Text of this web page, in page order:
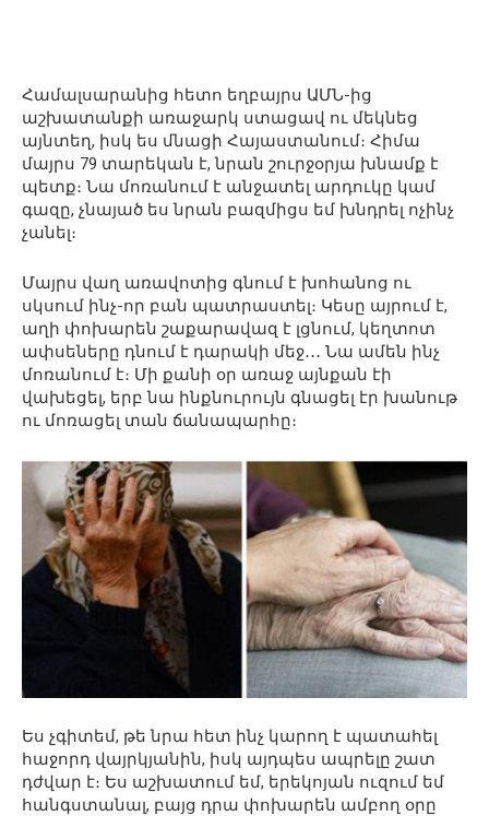
Համալսարանից հետո եղբայրս ԱՄՆ-ից
աշխատանքի առաջարկ ստացավ ու մեկնեց
այնտեղ, իսկ ես մնացի Հայաստանում։ Հիմա
մայրս 79 տարեկան է, նրան շուրջօրյա խնամք է
պետք։ Նա մոռանում է անջատել արդուկը կամ
գազը, չնայած ես նրան բազմիցս եմ խնդրել ոչինչ
չանել։
Մայրս վաղ առավոտից գնում է խոհանոց ու
սկսում ինչ-որ բան պատրաստել։ Կեսը այրում է,
աղի փոխարեն շաքարավազ է լցնում, կեղտոտ
ափսեները դնում է դարակի մեջ․․․ Նա ամեն ինչ
մոռանում է։ Մի քանի օր առաջ այնքան էի
վախեցել, երբ նա ինքնուրույն գնացել էր խանութ
ու մոռացել տան ճանապարհը։
Ես չգիտեմ, թե նրա հետ ինչ կարող է պատահել
հաջորդ վայրկյանին, իսկ այդպես ապրելը շատ
դժվար է։ Ես աշխատում եմ, երեկոյան ուզում եմ
հանգստանալ, բայց դրա փոխարեն ամբող օրը